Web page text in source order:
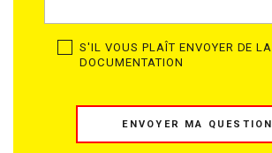
S'IL VOUS PLAÎT ENVOYER DE LA
DOCUMENTATION
ENVOYER MA QUESTION